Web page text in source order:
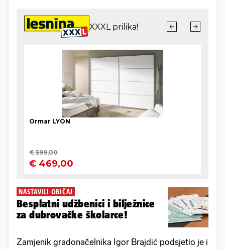
NASTAVILI OBIČAJ
Besplatni udžbenici i bilježnice
za dubrovačke školarce!
Zamjenik gradonačelnika Igor Brajdić podsjetio je i